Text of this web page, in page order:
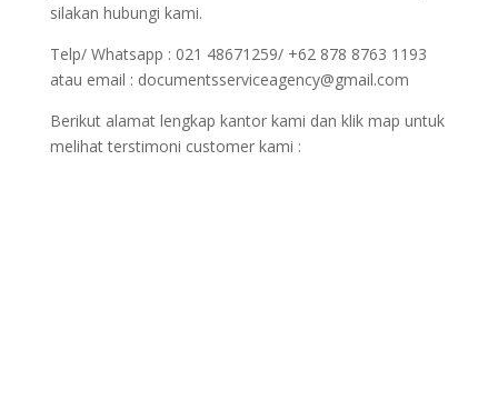
silakan hubungi kami.
Telp/ Whatsapp : 021 48671259/ +62 878 8763 1193
atau email : documentsserviceagency@gmail.com
Berikut alamat lengkap kantor kami dan klik map untuk
melihat terstimoni customer kami :